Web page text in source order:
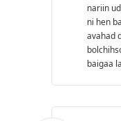
nariin
ni hen
avahad
baigaa